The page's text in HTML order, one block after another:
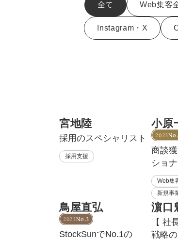
全て Web集客
Instagram・X
宮地陸
採用のスペシャリスト
採用支援
小原
2023
商談
ショ
Web集
新規事
鳥屋直弘
2023No.3
StockSunでNo.1の
濵口
【 社
戦略